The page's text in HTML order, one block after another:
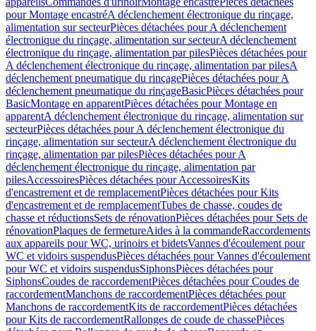
pour Montage encastréA déclenchement électronique du rinçage,
alimentation sur secteurPièces détachées pour A déclenchement
électronique du rinçage, alimentation sur secteurA déclenchement
électronique du rinçage, alimentation par pilesPièces détachées pour
A déclenchement électronique du rinçage, alimentation par pilesA
déclenchement pneumatique du rinçagePièces détachées pour A
déclenchement pneumatique du rinçageBasicPièces détachées pour
BasicMontage en apparentPièces détachées pour Montage en
apparentA déclenchement électronique du rinçage, alimentation sur
secteurPièces détachées pour A déclenchement électronique du
rinçage, alimentation sur secteurA déclenchement électronique du
rinçage, alimentation par pilesPièces détachées pour A
déclenchement électronique du rinçage, alimentation par
pilesAccessoiresPièces détachées pour AccessoiresKits
d'encastrement et de remplacementPièces détachées pour Kits
d'encastrement et de remplacementTubes de chasse, coudes de
chasse et réductionsSets de rénovationPièces détachées pour Sets de
rénovationPlaques de fermetureAides à la commandeRaccordements
aux appareils pour WC, urinoirs et bidetsVannes d'écoulement pour
WC et vidoirs suspendusPièces détachées pour Vannes d'écoulement
pour WC et vidoirs suspendusSiphonsPièces détachées pour
SiphonsCoudes de raccordementPièces détachées pour Coudes de
raccordementManchons de raccordementPièces détachées pour
Manchons de raccordementKits de raccordementPièces détachées
pour Kits de raccordementRallonges de coude de chassePièces